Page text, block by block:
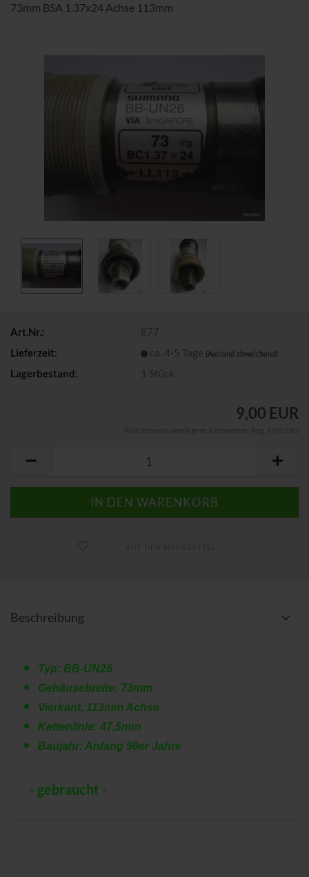
73mm BSA 1.37x24 Achse 113mm
Art.Nr.:
877
Lieferzeit:
ca. 4-5 Tage (Ausland abweichend)
Lagerbestand: 1 Stück
9,00 EUR
Beschreibung
Typ: BB-UN26
Gehäusebreite: 73mm
Vierkant, 113mm Achse
Kettenlinie: 47,5mm
Baujahr: Anfang 90er Jahre
- gebraucht -